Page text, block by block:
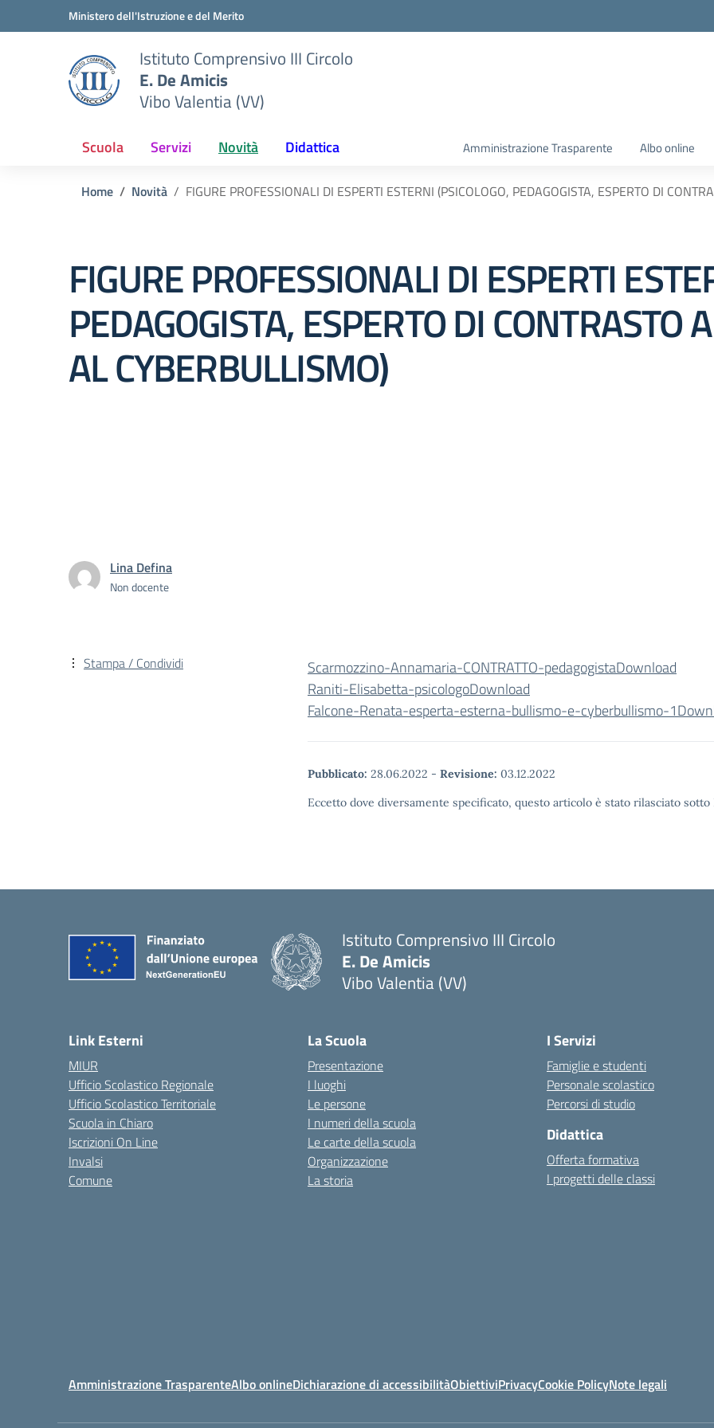
Vai ai contenuti
Vai al menu di navigazioneMinistero dell'Istruzione e del Merito
Istituto Comprensivo III Circolo
E. De Amicis
Vibo Valentia (VV)
Scuola Servizi Novità Didattica Amministrazione Trasparente Albo online
Home Novità FIGURE PROFESSIONALI DI ESPERTI ESTERNI (PSICOLOGO, PEDAGOGISTA, ESPERTO DI
FIGURE PROFESSIONALI DI ESPERTI
PEDAGOGISTA, ESPERTO DI CONTRASTO
AL CYBERBULLISMO)
Lina Defina
Non docente
Scarmozzino-Annamaria-CONTRATTO-pedagogistaDownload
Raniti-Elisabetta-psicologoDownload
Falcone-Renata-esperta-esterna-bullismo-e-cyberbullismo-1
Pubblicato: 28.06.2022 - Revisione: 03.12.2022
Eccetto dove diversamente specificato, questo articolo è stato rilasciato
Stampa / Condividi
Istituto Comprensivo III Circolo
E. De Amicis
Vibo Valentia (VV)
Link Esterni
MIUR
Ufficio Scolastico Regionale
Ufficio Scolastico Territoriale
Scuola in Chiaro
Iscrizioni On Line
Invalsi
Comune
La Scuola
Presentazione
I luoghi
Le persone
I numeri della scuola
Le carte della scuola
Organizzazione
La storia
I Servizi
Famiglie e studenti
Personale scolastico
Percorsi di studio
Didattica
Offerta formativa
I progetti delle classi
Amministrazione TrasparenteAlbo onlineDichiarazione di accessibilitàObiettiviPrivacyCookie PolicyNote legali